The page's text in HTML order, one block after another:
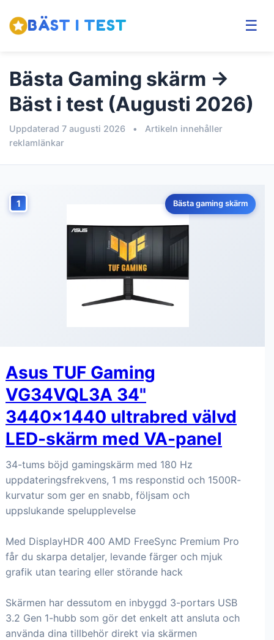
BÄST I TEST ☰
Bästa Gaming skärm →
Bäst i test (Augusti 2026)
Uppdaterad 7 augusti 2026 •
Artikeln innehåller
reklamlänkar
1 Bästa gaming skärm
Asus TUF Gaming
VG34VQL3A 34"
3440x1440 ultrabred välvd
LED-skärm med VA-panel
34-tums böjd gamingskärm med 180 Hz
uppdateringsfrekvens, 1 ms responstid och 1500R-
kurvatur som ger en snabb, följsam och
uppslukande spelupplevelse
Med DisplayHDR 400 AMD FreeSync Premium Pro
får du skarpa detaljer, levande färger och mjuk
grafik utan tearing eller störande hack
Skärmen har dessutom en inbyggd 3-portars USB
3.2 Gen 1-hubb som gör det enkelt att ansluta och
använda dina tillbehör direkt via skärmen